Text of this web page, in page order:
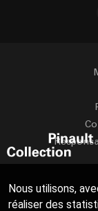
Nous utilisons,
réaliser des